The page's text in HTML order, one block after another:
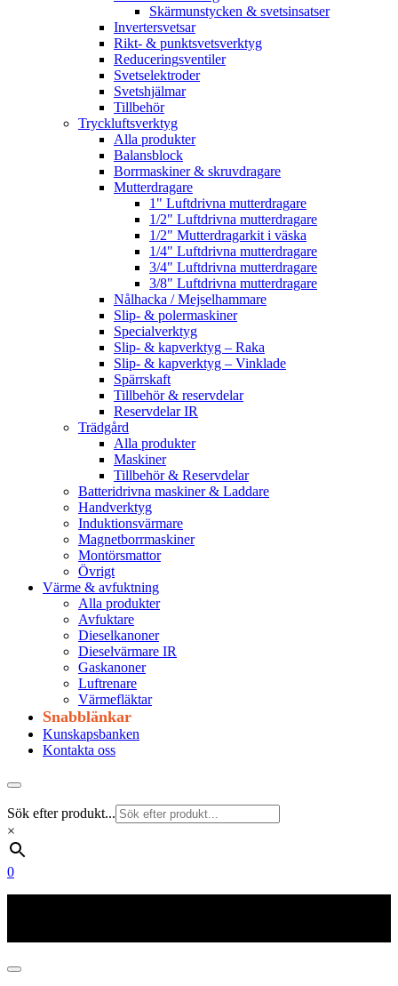
Skärmunstycken & svetsinsatser
Invertersvetsar
Rikt- & punktsvetsverktyg
Reduceringsventiler
Svetselektroder
Svetshjälmar
Tillbehör
Tryckluftsverktyg
Alla produkter
Balansblock
Borrmaskiner & skruvdragare
Mutterdragare
1" Luftdrivna mutterdragare
1/2" Luftdrivna mutterdragare
1/2" Mutterdragarkit i väska
1/4" Luftdrivna mutterdragare
3/4" Luftdrivna mutterdragare
3/8" Luftdrivna mutterdragare
Nålhacka / Mejselhammare
Slip- & polermaskiner
Specialverktyg
Slip- & kapverktyg – Raka
Slip- & kapverktyg – Vinklade
Spärrskaft
Tillbehör & reservdelar
Reservdelar IR
Trädgård
Alla produkter
Maskiner
Tillbehör & Reservdelar
Batteridrivna maskiner & Laddare
Handverktyg
Induktionsvärmare
Magnetborrmaskiner
Montörsmattor
Övrigt
Värme & avfuktning
Alla produkter
Avfuktare
Dieselkanoner
Dieselvärmare IR
Gaskanoner
Luftrenare
Värmefläktar
Snabblänkar
Kunskapsbanken
Kontakta oss
Sök efter produkt...
×
0